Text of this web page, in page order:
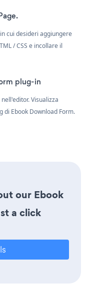
cui desideri aggiungere
/ CSS e incollare il
plug-in
Visualizza
Ebook Download Form.
our Ebook
a click